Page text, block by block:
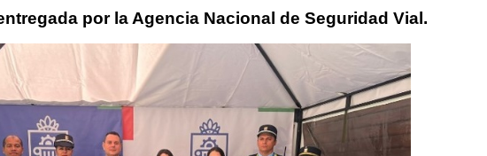
por la Agencia Nacional de Seguridad Vial.